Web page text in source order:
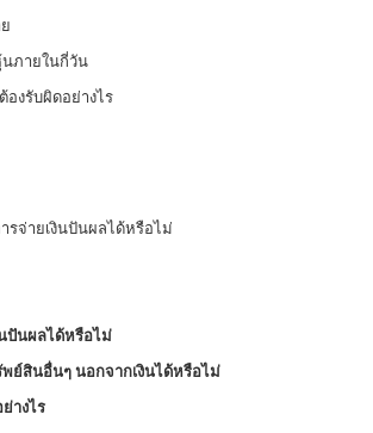
นภายในกี่วัน
งรับผิดอย่างไร
รจ่ายเงินปันผลได้หรือไม่
ปันผลได้หรือไม่
ย์สินอื่นๆ นอกจากเงินได้หรือไม่
างไร